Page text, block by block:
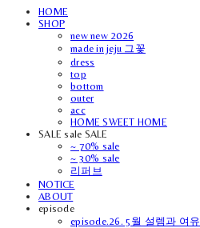
HOME
SHOP
new new 2026
made in jeju 그꽃
dress
top
bottom
outer
acc
HOME SWEET HOME
SALE sale SALE
~ 70% sale
~ 30% sale
리퍼브
NOTICE
ABOUT
episode
episode.26. 5월 설렘과 여유